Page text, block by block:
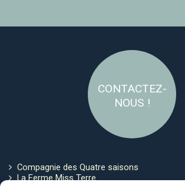
CONTACTEZ-
NOUS !
Compagnie des Quatre saisons
La Ferme Miss Terre